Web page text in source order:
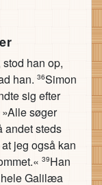
han op,
han. 36Simon
sig efter
søger
andet steds
jeg også kan
39Han
hele Galilæa